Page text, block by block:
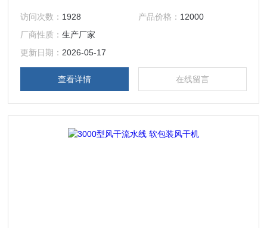
较，该设备操作简单，使用方便（只需接上电源即可使用）！
机体体积小、除水率高（达99%以上），节能50%以上。且包
装物表面无水垢污染。
访问次数： 1928 产品价格： 12000
厂商性质：生产厂家
更新日期： 2026-05-17
查看详情 在线留言